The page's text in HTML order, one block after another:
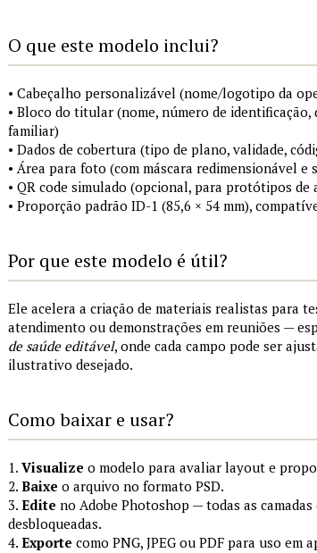
O que este modelo inclui?
• Cabeçalho personalizável (nome/logotipo da
• Bloco do titular (nome, número de identificação,
familiar)
• Dados de cobertura (tipo de plano, validade,
• Área para foto (com máscara redimensionável e
• QR code simulado (opcional, para protótipos de
• Proporção padrão ID-1 (85,6 × 54 mm),
Por que este modelo é útil?
Ele acelera a criação de materiais realistas para
atendimento ou demonstrações em reuniões —
de saúde editável, onde cada campo pode ser
ilustrativo desejado.
Como baixar e usar?
1. Visualize o modelo para avaliar layout e
2. Baixe o arquivo no formato PSD.
3. Edite no Adobe Photoshop — todas as
desbloqueadas.
4. Exporte como PNG, JPEG ou PDF para uso em